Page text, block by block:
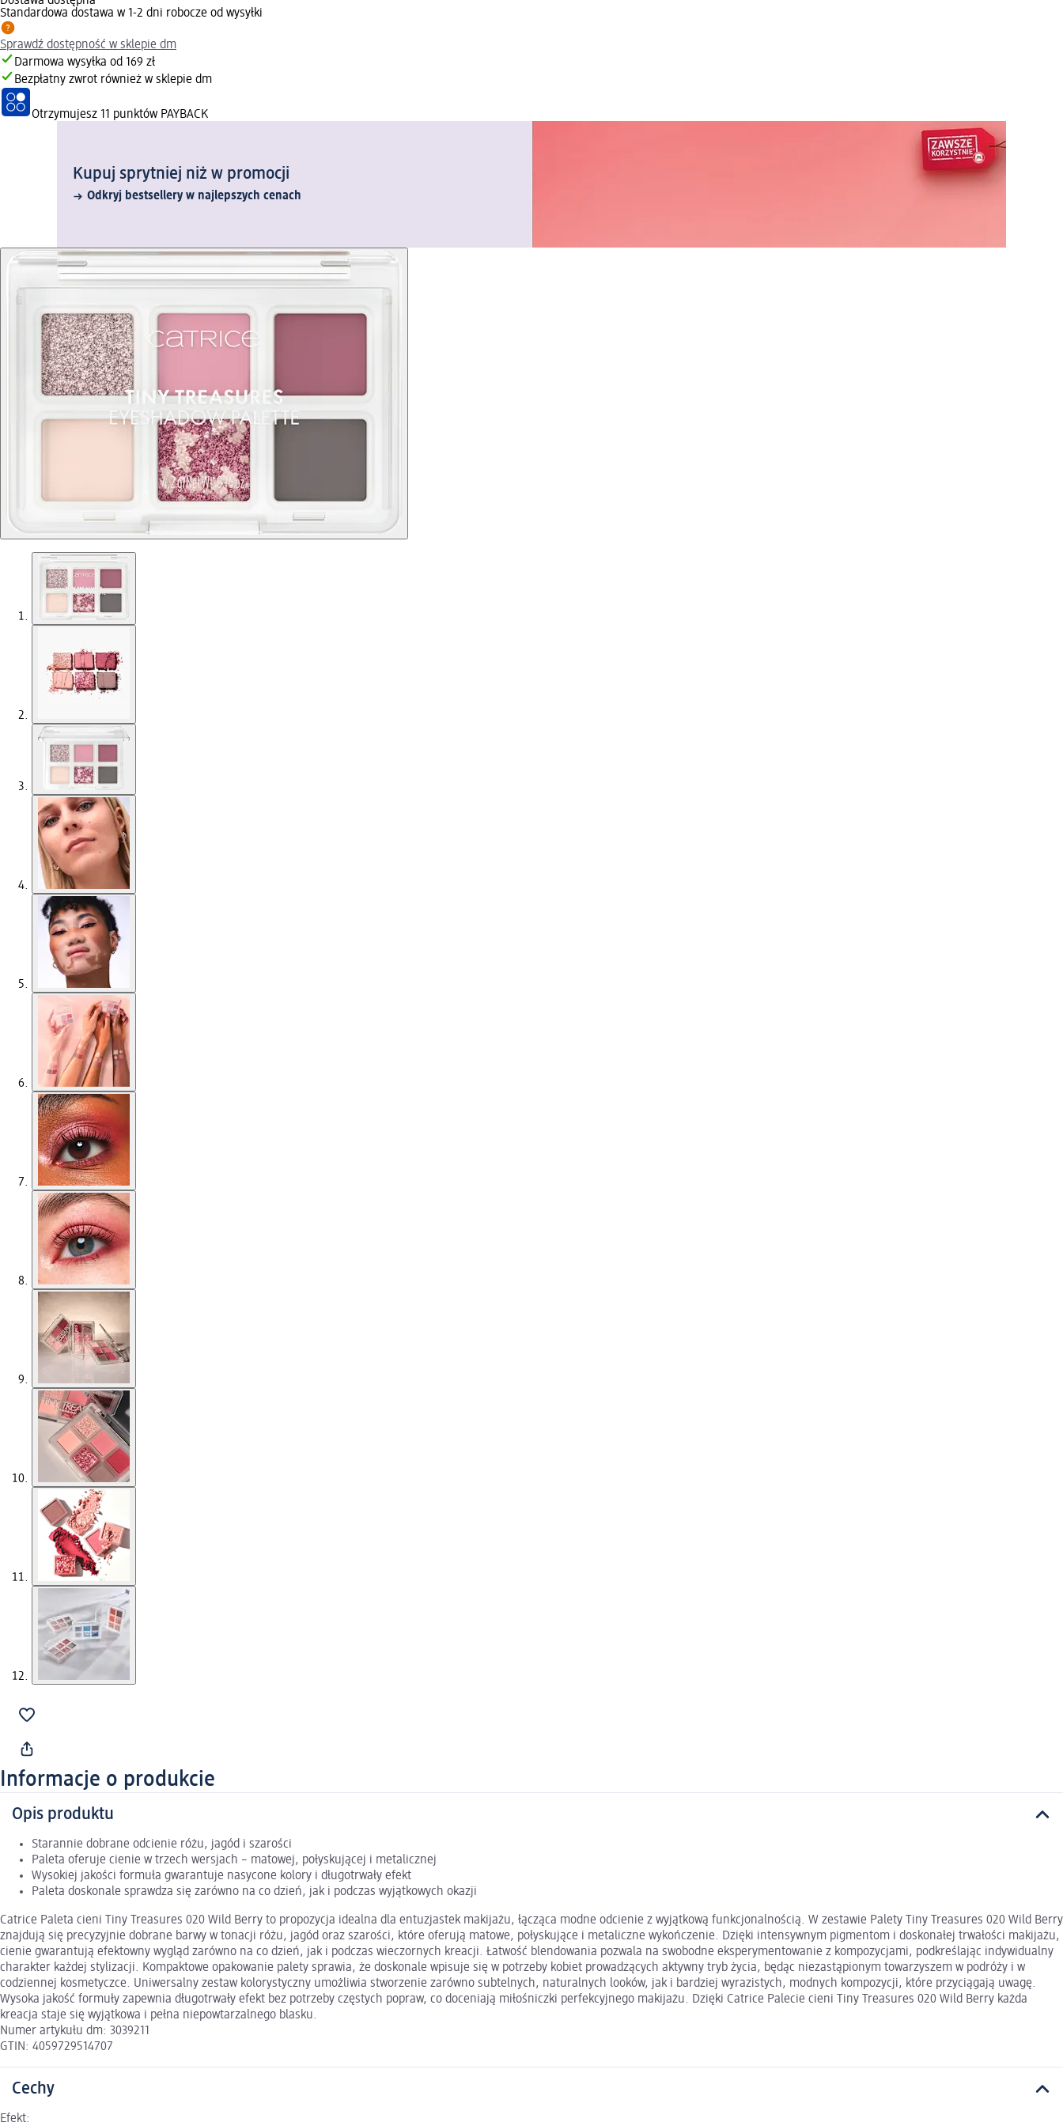
Standardowa dostawa w 1-2 dni robocze od wysyłki
Sprawdź dostępność w sklepie dm
Darmowa wysyłka od 169 zł
Bezpłatny zwrot również w sklepie dm
Otrzymujesz 11 punktów PAYBACK
Kupuj sprytniej niż w promocji
Odkryj bestsellery w najlepszych cenach
Informacje o produkcie
Opis produktu
Starannie dobrane odcienie różu, jagód i szarości
Paleta oferuje cienie w trzech wersjach – matowej, połyskującej i metalicznej
Wysokiej jakości formuła gwarantuje nasycone kolory i długotrwały efekt
Paleta doskonale sprawdza się zarówno na co dzień, jak i podczas wyjątkowych okazji
Catrice Paleta cieni Tiny Treasures 020 Wild Berry to propozycja idealna dla entuzjastek makijażu, łącząca modne odcienie z wyjątkową funkcjonalnością. W zestawie Palety Tiny Treasures 020 Wild Berry
znajdują się precyzyjnie dobrane barwy w tonacji różu, jagód oraz szarości, które oferują matowe, połyskujące i metaliczne wykończenie. Dzięki intensywnym pigmentom i doskonałej trwałości makijażu,
cienie gwarantują efektowny wygląd zarówno na co dzień, jak i podczas wieczornych kreacji. Łatwość blendowania pozwala na swobodne eksperymentowanie z kompozycjami, podkreślając indywidualny
charakter każdej stylizacji. Kompaktowe opakowanie palety sprawia, że doskonale wpisuje się w potrzeby kobiet prowadzących aktywny tryb życia, będąc niezastąpionym towarzyszem w podróży i w
codziennej kosmetyczce. Uniwersalny zestaw kolorystyczny umożliwia stworzenie zarówno subtelnych, naturalnych looków, jak i bardziej wyrazistych, modnych kompozycji, które przyciągają uwagę.
Wysoka jakość formuły zapewnia długotrwały efekt bez potrzeby częstych popraw, co doceniają miłośniczki perfekcyjnego makijażu. Dzięki Catrice Palecie cieni Tiny Treasures 020 Wild Berry każda
kreacja staje się wyjątkowa i pełna niepowtarzalnego blasku.
Numer artykułu dm: 3039211
GTIN: 4059729514707
Cechy
Efekt: